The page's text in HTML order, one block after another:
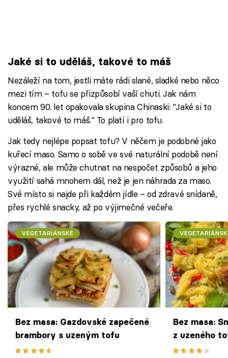
Jaké si to uděláš, takové to máš
Nezáleží na tom, jestli máte rádi slané, sladké nebo něco
mezi tím – tofu se přizpůsobí vaší chuti. Jak nám
koncem 90. let opakovala skupina Chinaski: "Jaké si to
uděláš, takové to máš." To platí i pro tofu.
Jak tedy nejlépe popsat tofu? V něčem je podobné jako
kuřecí maso. Samo o sobě ve své naturální podobě není
výrazné, ale může chutnat na nespočet způsobů a jeho
využití sahá mnohem dál, než je jen náhrada za maso.
Své místo si najde při každém jídle – od zdravé snídaně,
přes rychlé snacky, až po výjimečné večeře.
VEGETARIÁNSKÉ
Bez masa: Gazdovské zapečené
brambory s uzeným tofu
Bez masa:
z uzeného
skvělou